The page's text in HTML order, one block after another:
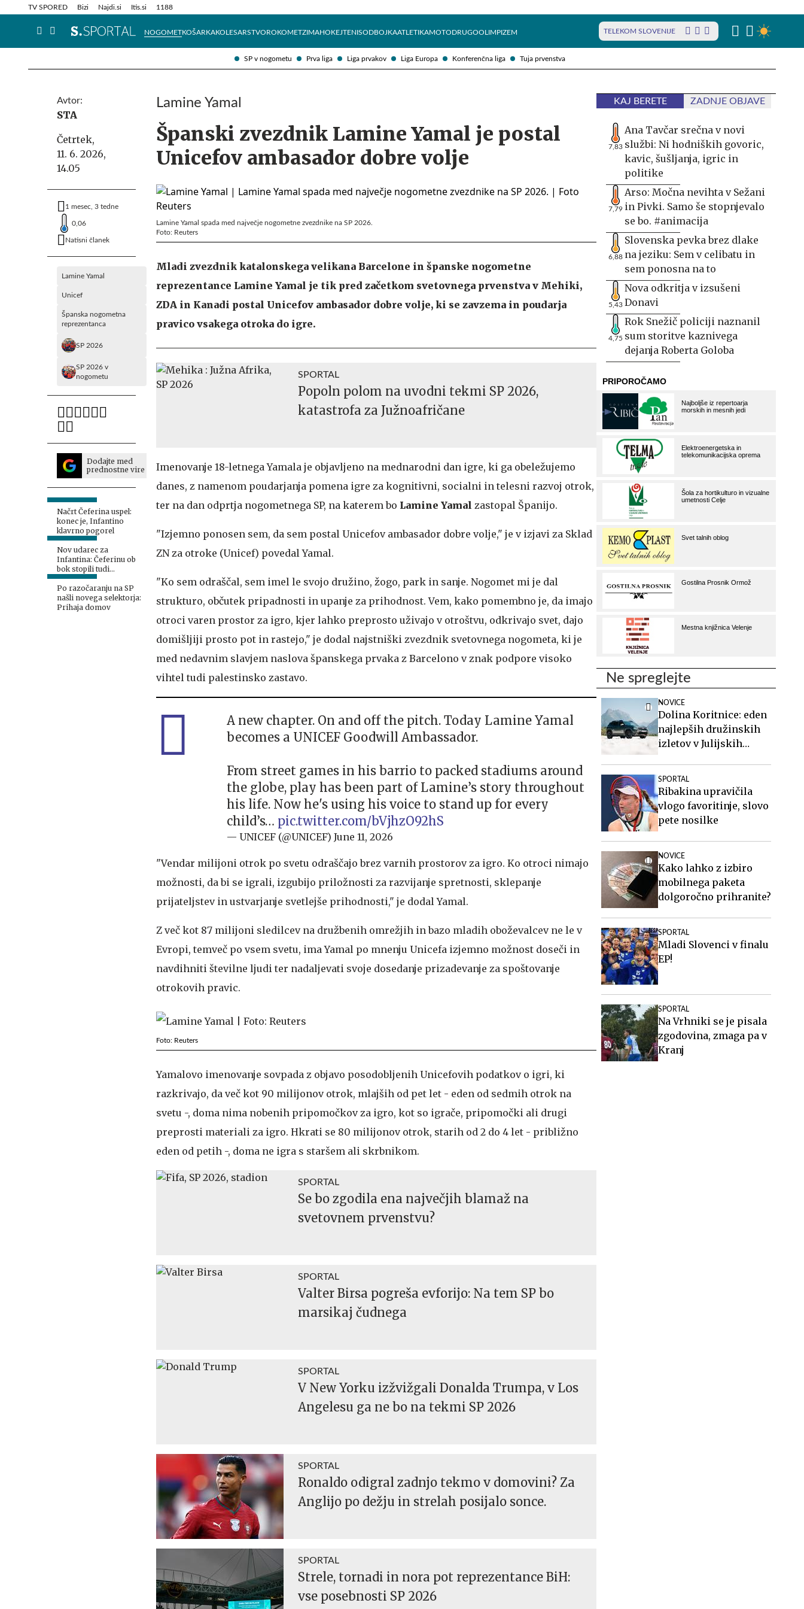
SP v nogometu Prva liga Liga prvakov Liga Europa Konferenčna liga Tuja prvenstva
TV SPORED Bizi Najdi.si Itis.si 1188
NOGOMETKOŠARKAKOLESARSTVOROKOMETZIMAHOKEJTENISODBOJKAATLETIKAMOTODRUGOOLIMPIZEM TELEKOM SLOVENIJE
Info in obvestila Tehnik
Avtor:
STA
Četrtek,
11. 6. 2026,
14.05
1 mesec, 3 tedne
0,06
Natisni članek
Lamine Yamal
Unicef
Španska nogometna
reprezentanca
SP 2026
SP 2026 v
nogometu
Dodajte med
prednostne vire
Načrt Čeferina uspel:
konec je, Infantino
klavrno pogorel
Nov udarec za
Infantina: Čeferinu ob
bok stopili tudi
Američani
Po razočaranju na SP
našli novega selektorja:
Prihaja domov
Lamine Yamal
Španski zvezdnik Lamine Yamal je postal
Unicefov ambasador dobre volje
Lamine Yamal spada med največje nogometne zvezdnike na SP 2026.
Foto: Reuters
Mladi zvezdnik katalonskega velikana Barcelone in španske nogometne
reprezentance Lamine Yamal je tik pred začetkom svetovnega prvenstva v Mehiki,
ZDA in Kanadi postal Unicefov ambasador dobre volje, ki se zavzema in poudarja
pravico vsakega otroka do igre.
SPORTAL
Popoln polom na uvodni tekmi SP 2026,
katastrofa za Južnoafričane
Imenovanje 18-letnega Yamala je objavljeno na mednarodni dan igre, ki ga obeležujemo
danes, z namenom poudarjanja pomena igre za kognitivni, socialni in telesni razvoj otrok,
ter na dan odprtja nogometnega SP, na katerem bo Lamine Yamal zastopal Španijo.
"Izjemno ponosen sem, da sem postal Unicefov ambasador dobre volje," je v izjavi za Sklad
ZN za otroke (Unicef) povedal Yamal.
"Ko sem odraščal, sem imel le svojo družino, žogo, park in sanje. Nogomet mi je dal
strukturo, občutek pripadnosti in upanje za prihodnost. Vem, kako pomembno je, da imajo
otroci varen prostor za igro, kjer lahko preprosto uživajo v otroštvu, odkrivajo svet, dajo
domišljiji prosto pot in rastejo," je dodal najstniški zvezdnik svetovnega nogometa, ki je
med nedavnim slavjem naslova španskega prvaka z Barcelono v znak podpore visoko
vihtel tudi palestinsko zastavo.
A new chapter. On and off the pitch. Today Lamine Yamal
becomes a UNICEF Goodwill Ambassador.
From street games in his barrio to packed stadiums around
the globe, play has been part of Lamine’s story throughout
his life. Now he's using his voice to stand up for every
child’s… pic.twitter.com/bVjhzO92hS
— UNICEF (@UNICEF) June 11, 2026
"Vendar milijoni otrok po svetu odraščajo brez varnih prostorov za igro. Ko otroci nimajo
možnosti, da bi se igrali, izgubijo priložnosti za razvijanje spretnosti, sklepanje
prijateljstev in ustvarjanje svetlejše prihodnosti," je dodal Yamal.
Z več kot 87 milijoni sledilcev na družbenih omrežjih in bazo mladih oboževalcev ne le v
Evropi, temveč po vsem svetu, ima Yamal po mnenju Unicefa izjemno možnost doseči in
navdihniti številne ljudi ter nadaljevati svoje dosedanje prizadevanje za spoštovanje
otrokovih pravic.
Foto: Reuters
Yamalovo imenovanje sovpada z objavo posodobljenih Unicefovih podatkov o igri, ki
razkrivajo, da več kot 90 milijonov otrok, mlajših od pet let - eden od sedmih otrok na
svetu -, doma nima nobenih pripomočkov za igro, kot so igrače, pripomočki ali drugi
preprosti materiali za igro. Hkrati se 80 milijonov otrok, starih od 2 do 4 let - približno
eden od petih -, doma ne igra s staršem ali skrbnikom.
SPORTAL
Se bo zgodila ena največjih blamaž na
svetovnem prvenstvu?
SPORTAL
Valter Birsa pogreša evforijo: Na tem SP bo
marsikaj čudnega
SPORTAL
V New Yorku izžvižgali Donalda Trumpa, v Los
Angelesu ga ne bo na tekmi SP 2026
SPORTAL
Ronaldo odigral zadnjo tekmo v domovini? Za
Anglijo po dežju in strelah posijalo sonce.
SPORTAL
Strele, tornadi in nora pot reprezentance BiH:
vse posebnosti SP 2026
KAJ BERETE ZADNJE OBJAVE
7,83
Ana Tavčar srečna v novi
službi: Ni hodniških govoric,
kavic, šušljanja, igric in
politike
7,79
Arso: Močna nevihta v Sežani
in Pivki. Samo še stopnjevalo
se bo. #animacija
6,88
Slovenska pevka brez dlake
na jeziku: Sem v celibatu in
sem ponosna na to
5,43
Nova odkritja v izsušeni
Donavi
4,75
Rok Snežič policiji naznanil
sum storitve kaznivega
dejanja Roberta Goloba
Ne spreglejte
NOVICE
Dolina Koritnice: eden
najlepših družinskih
izletov v Julijskih
SPORTAL
Ribakina upravičila
vlogo favoritinje, slovo
pete nosilke
NOVICE
Kako lahko z izbiro
mobilnega paketa
dolgoročno prihranite?
SPORTAL
Mladi Slovenci v finalu
EP!
SPORTAL
Na Vrhniki se je pisala
zgodovina, zmaga pa v
Kranj